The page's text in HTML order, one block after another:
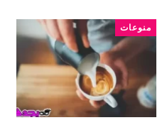
منوعات